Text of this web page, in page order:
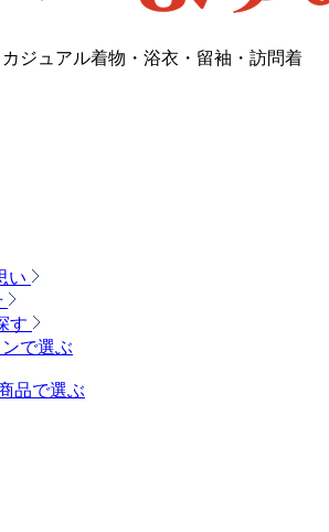
ジュアル着物・浴衣・留袖・訪問着
い
す
で選ぶ
品で選ぶ